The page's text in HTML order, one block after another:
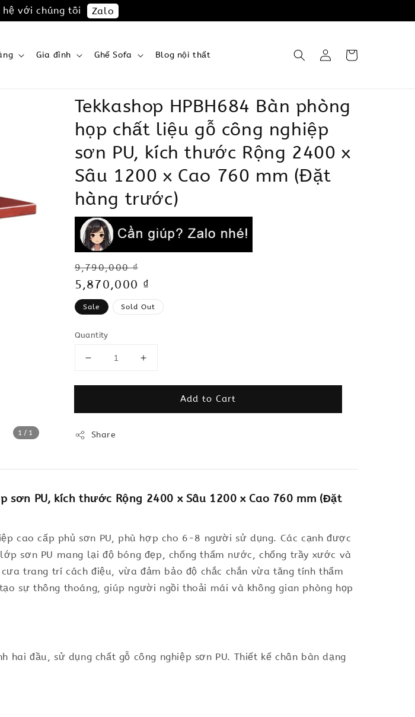
với chúng tôi Zalo
Gia đình Ghế Sofa Blog nội thất
1 /1
Tekkashop HPBH684 Bàn phòng
họp chất liệu gỗ công nghiệp
sơn PU, kích thước Rộng 2400 x
Sâu 1200 x Cao 760 mm (Đặt
hàng trước)
Regular
price
9,790,000 ₫
Sale
price
5,870,000 ₫
Sale Sold Out
Quantity
Add to Cart
Share
sơn PU, kích thước Rộng 2400 x Sâu 1200 x Cao 760 mm (Đặt
cao cấp phủ sơn PU, phù hợp cho 6-8 người sử dụng. Các cạnh được
sơn PU mang lại độ bóng đẹp, chống thấm nước, chống trầy xước và
trang trí cách điệu, vừa đảm bảo độ chắc chắn vừa tăng tính thẩm
sự thông thoáng, giúp người ngồi thoải mái và không gian phòng họp
hai đầu, sử dụng chất gỗ công nghiệp sơn PU. Thiết kế chân bàn dạng